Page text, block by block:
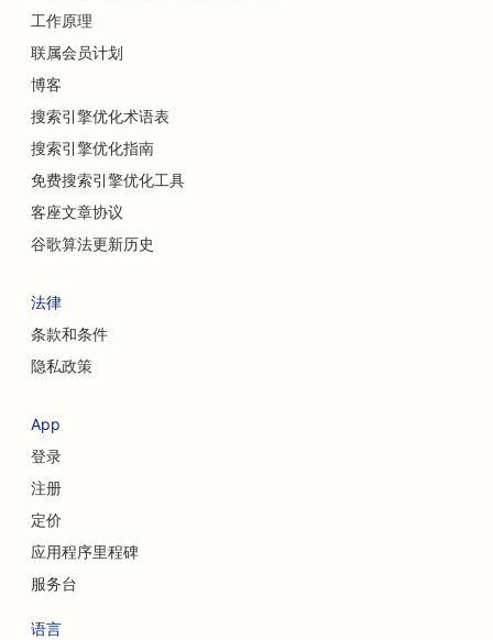
地毯和地板店搜索引擎优化
化学换肤服务的搜索引擎优化
猫咪咖啡馆的搜索引擎优化
清洁服务搜索引擎优化
为咨询公司提供搜索引擎优化
整形外科医生的搜索引擎优化
信用社搜索引擎优化
纸杯蛋糕店的搜索引擎优化
工作原理
联属会员计划
博客
搜索引擎优化术语表
搜索引擎优化指南
免费搜索引擎优化工具
客座文章协议
谷歌算法更新历史
法律
条款和条件
隐私政策
App
登录
注册
定价
应用程序里程碑
服务台
语言